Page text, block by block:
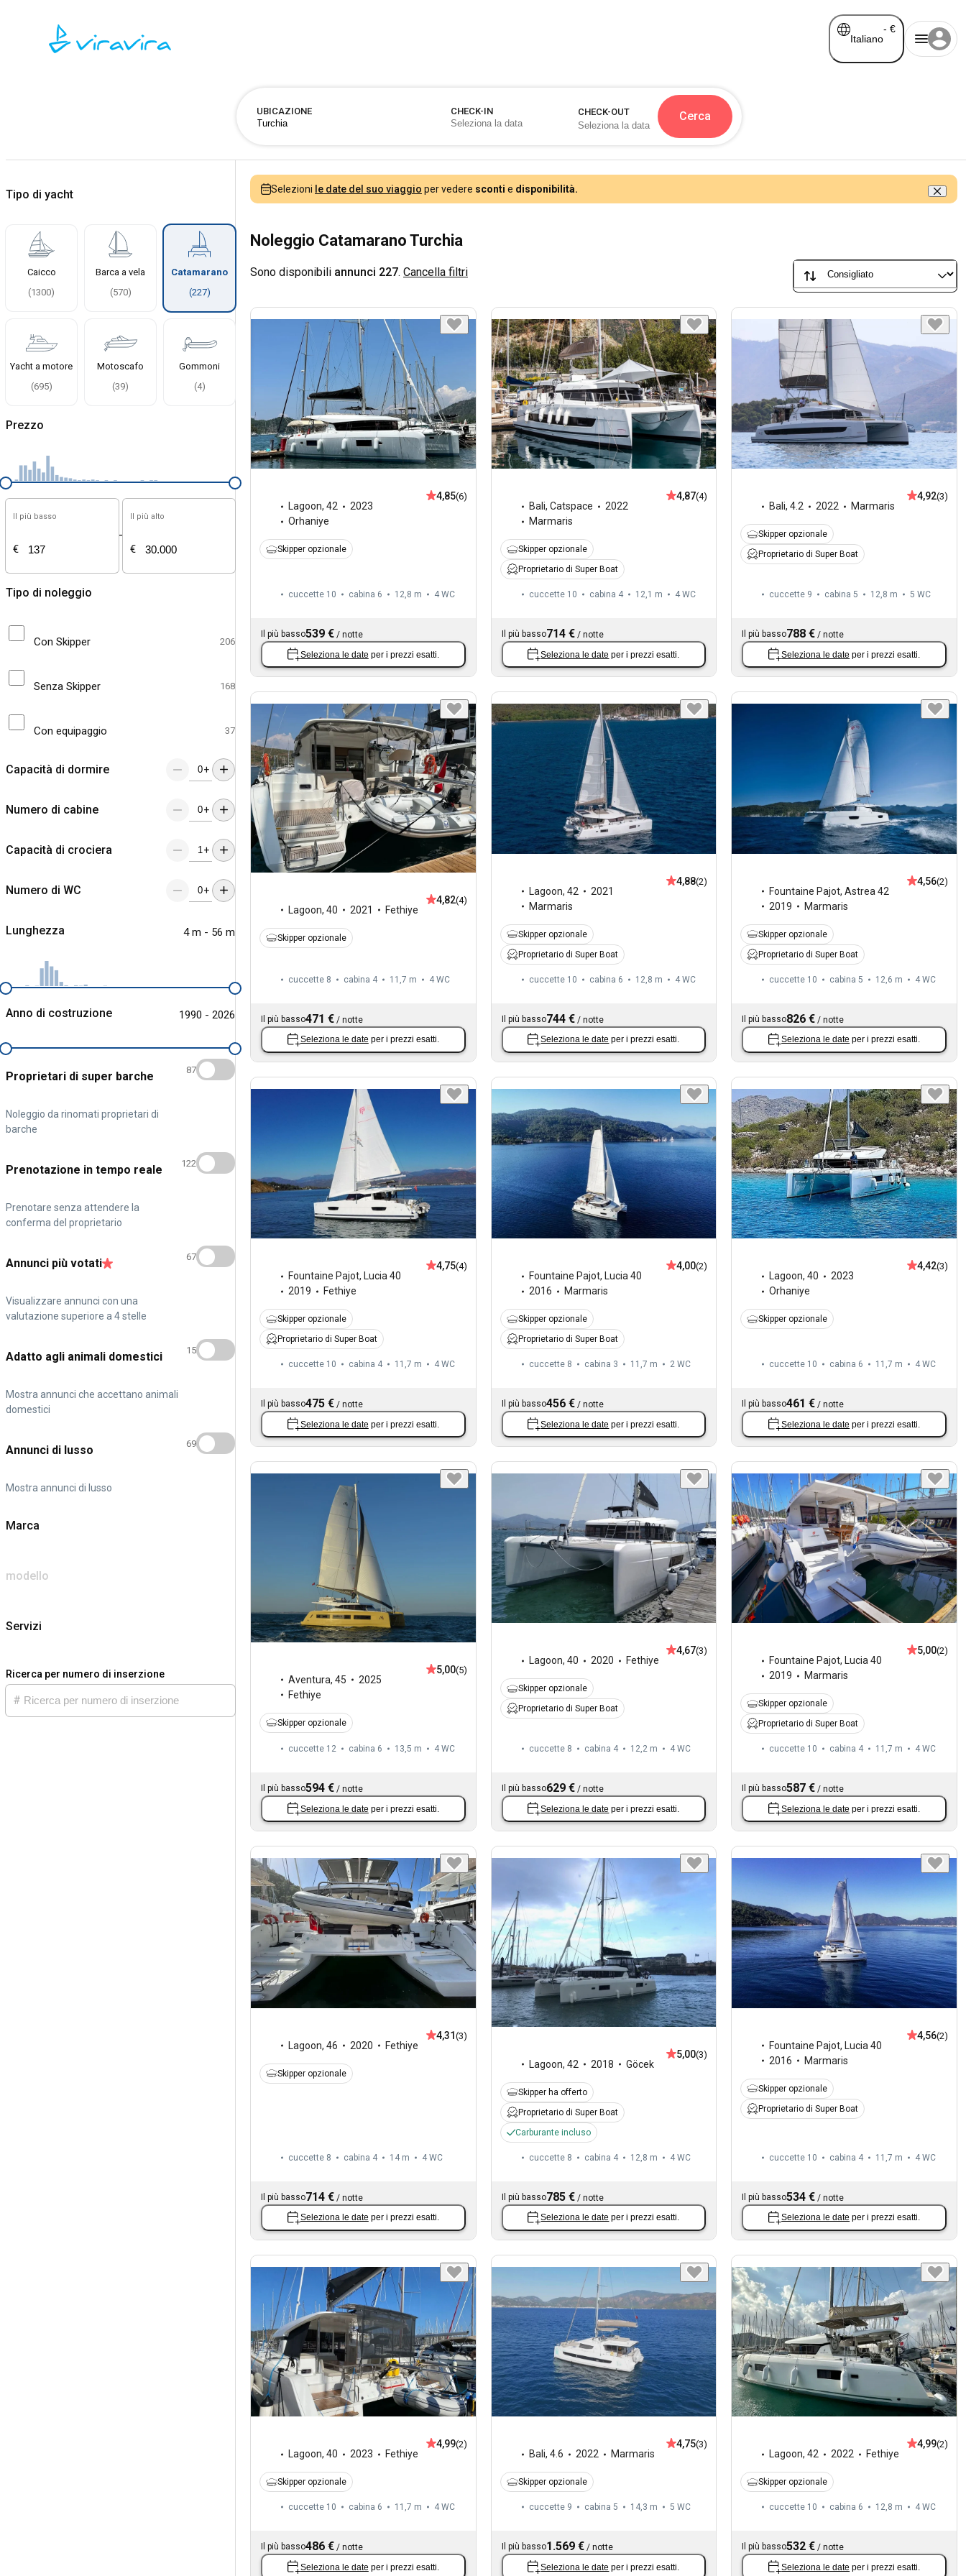
Italiano
- €
UBICAZIONE CHECK-IN CHECK-OUT Cerca
Tipo di yacht
Caicco
(1300)
Barca a vela
(570)
Catamarano
(227)
Yacht a motore
(695)
Motoscafo
(39)
Gommoni
(4)
Prezzo
Il più basso
€
-
Il più alto
€
Tipo di noleggio
Con Skipper 206
Senza Skipper 168
Con equipaggio 37
Capacità di dormire +
Numero di cabine +
Capacità di crociera +
Numero di WC +
Lunghezza 4 m - 56 m
Anno di costruzione 1990 - 2026
Proprietari di super barche
Noleggio da rinomati proprietari di
barche
87
Prenotazione in tempo reale
Prenotare senza attendere la
conferma del proprietario
122
Annunci più votati
Visualizzare annunci con una
valutazione superiore a 4 stelle
67
Adatto agli animali domestici
Mostra annunci che accettano animali
domestici
15
Annunci di lusso
Mostra annunci di lusso
69
Marca
modello
Servizi
Ricerca per numero di inserzione
Selezioni le date del suo viaggio per vedere sconti e disponibilità.
Noleggio Catamarano Turchia
Sono disponibili annunci 227. Cancella filtri
Lagoon, 42
2023
Orhaniye
4,85(6)
Skipper opzionale
cuccette 10 cabina 6 12,8 m 4 WC
Il più basso539 € / notte
Seleziona le date per i prezzi esatti.
Bali, Catspace
2022
Marmaris
4,87(4)
Skipper opzionale
Proprietario di Super Boat
cuccette 10 cabina 4 12,1 m 4 WC
Il più basso714 €/ notte
Seleziona le date per i prezzi esatti.
Bali,4.2 2022 Marmaris
4,92(3)
Skipper opzionale
Proprietario di Super Boat
cuccette 9 cabina 5 12,8 m 5 WC
Il più basso788 € /notte
Seleziona le date per i prezzi esatti.
Lagoon, 40 2021 Fethiye
4,82(4)
Skipper opzionale
cuccette 8 cabina 4 11,7 m 4 WC
Il più basso471 € / notte
Seleziona le date per i prezzi esatti.
Lagoon, 42
2021
Marmaris
4,88(2)
Skipper opzionale
Proprietario di Super Boat
cuccette 10 cabina 6 12,8 m 4 WC
Il più basso744 €/ notte
Seleziona le date per i prezzi esatti.
Fountaine Pajot,Astrea 42
2019
Marmaris
4,56(2)
Skipper opzionale
Proprietario di Super Boat
cuccette 10 cabina 5 12,6 m 4 WC
Il più basso826 € /notte
Seleziona le date per i prezzi esatti.
Fountaine Pajot, Lucia 40
2019
Fethiye
4,75(4)
Skipper opzionale
Proprietario di Super Boat
cuccette 10 cabina 4 11,7 m 4 WC
Il più basso475 € / notte
Seleziona le date per i prezzi esatti.
Fountaine Pajot, Lucia 40
2016
Marmaris
4,00(2)
Skipper opzionale
Proprietario di Super Boat
cuccette 8 cabina 3 11,7 m 2 WC
Il più basso456 €/ notte
Seleziona le date per i prezzi esatti.
Lagoon,40
2023
Orhaniye
4,42(3)
Skipper opzionale
cuccette 10 cabina 6 11,7 m 4 WC
Il più basso461 € /notte
Seleziona le date per i prezzi esatti.
Aventura, 45
2025
Fethiye
5,00(5)
Skipper opzionale
cuccette 12 cabina 6 13,5 m 4 WC
Il più basso594 € / notte
Seleziona le date per i prezzi esatti.
Lagoon, 40 2020 Fethiye
4,67(3)
Skipper opzionale
Proprietario di Super Boat
cuccette 8 cabina 4 12,2 m 4 WC
Il più basso629 €/ notte
Seleziona le date per i prezzi esatti.
Fountaine Pajot, Lucia 40
2019
Marmaris
5,00(2)
Skipper opzionale
Proprietario di Super Boat
cuccette 10 cabina 4 11,7 m 4 WC
Il più basso587 € /notte
Seleziona le date per i prezzi esatti.
Lagoon, 46 2020 Fethiye
4,31 (3)
Skipper opzionale
cuccette 8 cabina 4 14 m 4 WC
Il più basso714 € / notte
Seleziona le date per i prezzi esatti.
Lagoon, 42 2018 Göcek
5,00(3)
Skipper ha offerto
Proprietario di Super Boat
Carburante incluso
cuccette 8 cabina 4 12,8 m 4 WC
Il più basso785 €/ notte
Seleziona le date per i prezzi esatti.
Fountaine Pajot, Lucia 40
2016
Marmaris
4,56(2)
Skipper opzionale
Proprietario di Super Boat
cuccette 10 cabina 4 11,7 m 4 WC
Il più basso534 € /notte
Seleziona le date per i prezzi esatti.
Lagoon, 40 2023 Fethiye
4,99(2)
Skipper opzionale
cuccette 10 cabina 6 11,7 m 4 WC
Il più basso486 € / notte
Seleziona le date per i prezzi esatti.
Bali, 4.6 2022 Marmaris
4,75(3)
Skipper opzionale
cuccette 9 cabina 5 14,3 m 5 WC
Il più basso1.569 €/ notte
Seleziona le date per i prezzi esatti.
Lagoon,42 2022 Fethiye
4,99(2)
Skipper opzionale
cuccette 10 cabina 6 12,8 m 4 WC
Il più basso532 € /notte
Seleziona le date per i prezzi esatti.